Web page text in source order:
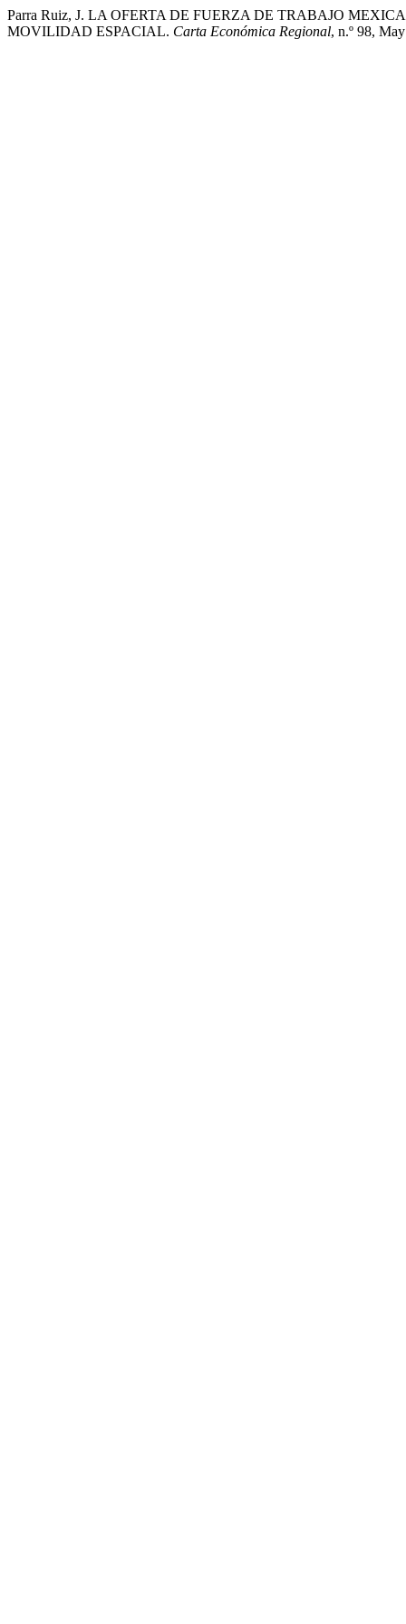
Parra Ruiz, J. LA OFERTA DE FUERZA DE TRABAJO
MOVILIDAD ESPACIAL. Carta Económica Regional, n.º 98,